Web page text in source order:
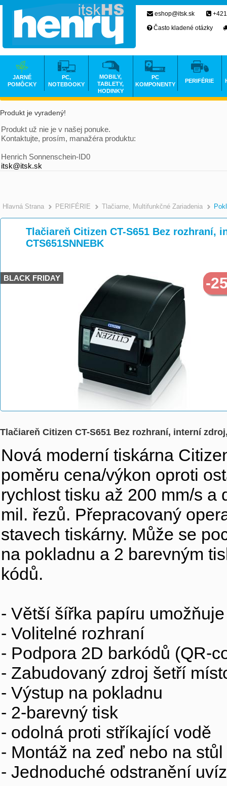
Produkt je vyradený!
Produkt už nie je v našej ponuke.
Kontaktujte, prosím, manažéra produktu:
Henrich Sonnenschein-ID0
itsk@itsk.sk
Hlavná Strana >
PERIFÉRIE >
Tlačiarne, Multifunkčné Zariadenia
Tlačiareň Citizen CT-S651 Bez rozhraní,
CTS651SNNEBK
BLACK FRIDAY -
Tlačiareň Citizen CT-S651 Bez rozhraní, interní
Nová moderní tiskárna
poměru cena/výkon oproti
rychlost tisku až 200 mm/s
mil. řezů. Přepracovaný
stavech tiskárny. Může se
na pokladnu a 2 barevným
kódů.
- Větší šířka papíru
- Volitelné rozhraní
- Podpora 2D barkódů (QR-
- Zabudovaný zdroj šetří
- Výstup na pokladnu
- 2-barevný tisk
- odolná proti stříkající vodě
- Montáž na zeď nebo na stůl
- Jednoduché odstranění
eshop@itsk.sk
Často kladené otázky
JARNÉ
POMÔCKY
PC,
NOTEBOOKY
MOBILY,
TABLETY,
HODINKY
PC
KOMPONENTY
PERIFÉRIE